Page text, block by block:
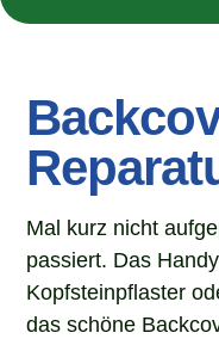
Back
Mal kurz nicht
passiert. Das
Kopfsteinpflaster
das schöne